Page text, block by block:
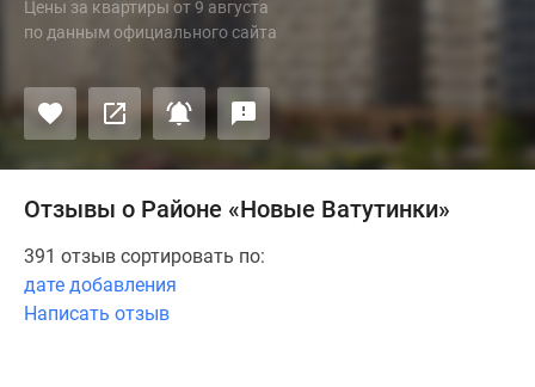
Цены за квартиры от9 августа
по данным официального сайта
Отзывы о Районе «Новые Ватутинки»
391 отзыв сортировать по:
дате добавления
Написать отзыв